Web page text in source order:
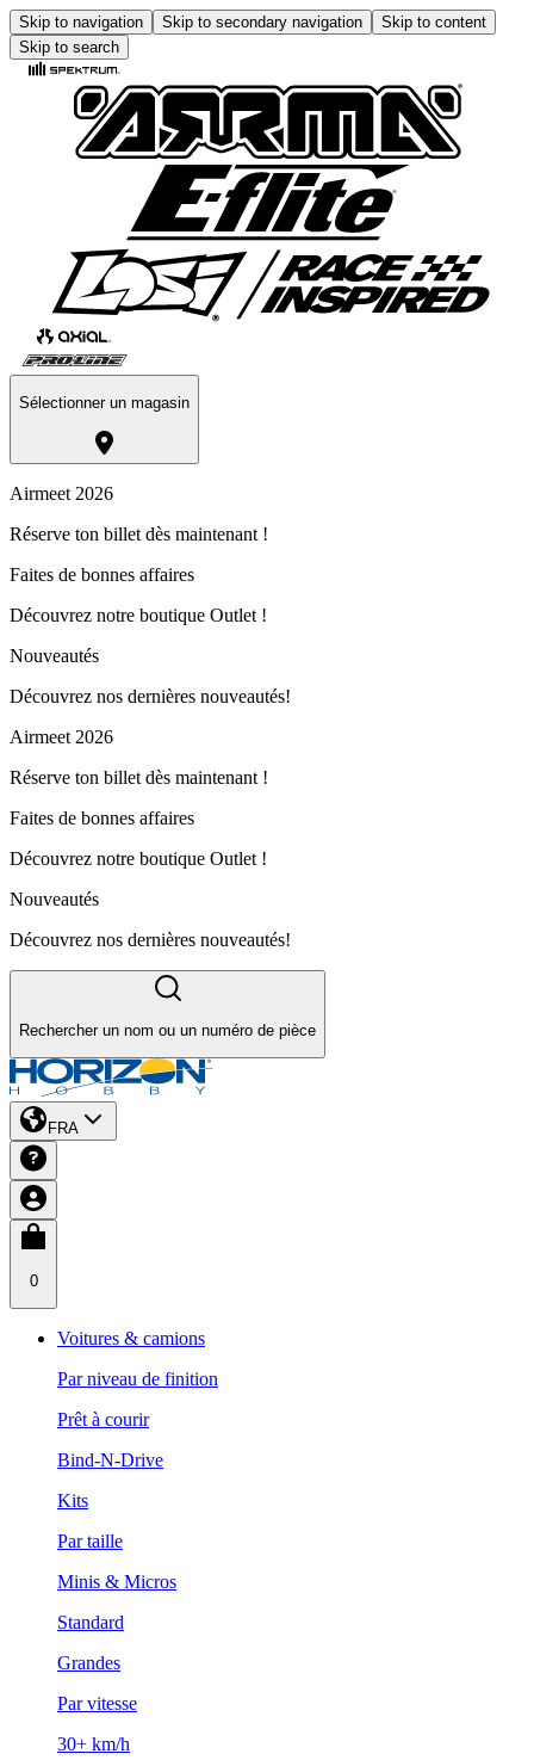
Skip to navigation Skip to secondary navigation
Skip to content
Skip to search
Sélectionner un magasin
Airmeet 2026
Réserve ton billet dès maintenant !
Faites de bonnes affaires
Découvrez notre boutique Outlet !
Nouveautés
Découvrez nos dernières nouveautés!
Airmeet 2026
Réserve ton billet dès maintenant !
Faites de bonnes affaires
Découvrez notre boutique Outlet !
Nouveautés
Découvrez nos dernières nouveautés!
Rechercher un nom ou un numéro de pièce
FRA
0
Voitures & camions
Par niveau de finition
Prêt à courir
Bind-N-Drive
Kits
Par taille
Minis & Micros
Standard
Grandes
Par vitesse
30+ km/h